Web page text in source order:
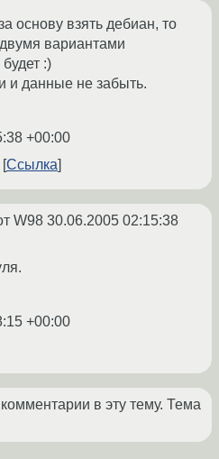
основу взять дебиан, то
вариантами
:)
и данные не забыть.
+00:00
Ссылка
W98 30.06.2005 02:15:38
+00:00
в эту тему. Тема